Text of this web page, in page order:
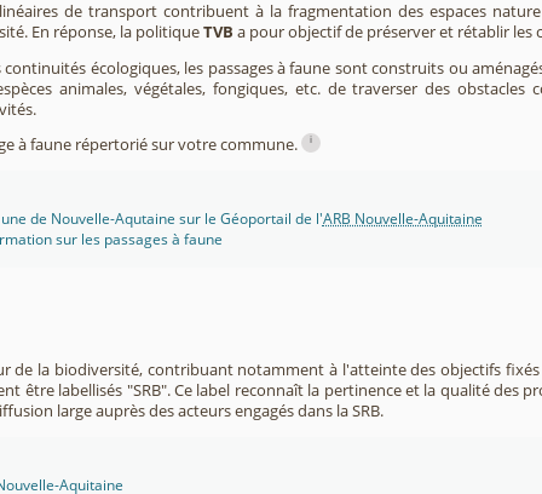
de transport contribuent à la fragmentation des espaces
En réponse, la politiqueTVB a pour objectif de préserver et rétablir les
écologiques, les passages à faune sont construits ou
animales, végétales, fongiques, etc. de traverser des
à faune répertorié sur votre commune.
i
de Nouvelle-Aqutaine sur le Géoportail de l'ARB Nouvelle-Aquitaine
sur les passages à faune
de la biodiversité, contribuant notamment à l'atteinte des objectifs fixés
être labellisés "SRB". Ce label reconnaît la pertinence et la qualité des
large auprès des acteurs engagés dans la SRB.
Aquitaine